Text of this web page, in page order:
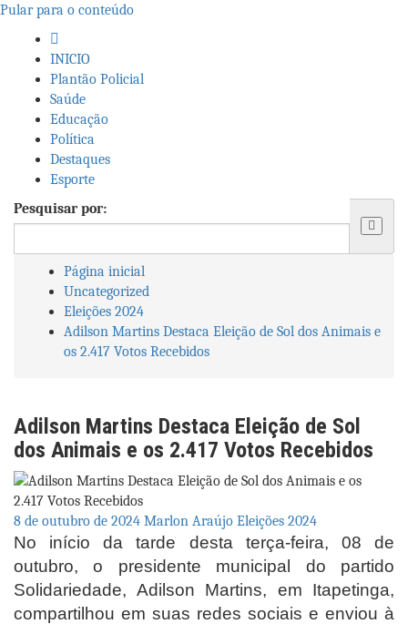
Pular para o conteúdo
INICIO
Plantão Policial
Saúde
Educação
Política
Destaques
Esporte
Pesquisar por:
Página inicial
Uncategorized
Eleições 2024
Adilson Martins Destaca Eleição de Sol dos Animais e
os 2.417 Votos Recebidos
Adilson Martins Destaca Eleição de Sol
dos Animais e os 2.417 Votos Recebidos
8 de outubro de 2024 Marlon Araújo Eleições 2024
No início da tarde desta terça-feira, 08 de
outubro, o presidente municipal do partido
Solidariedade, Adilson Martins, em Itapetinga,
compartilhou em suas redes sociais e enviou à